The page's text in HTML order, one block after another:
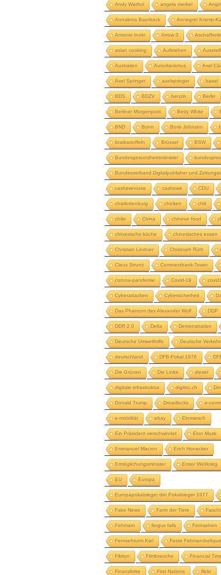
Andy Warhol angela merkel
Annalena Baerbock Annegret Kramp-
Antonio Inoki Arrow 3
asian cooking Aufstehen
Australien Autoritarismus Axel
Axel Springer axelspringer basel
BDS BDZV benzin Berlin
Berliner Morgenpost Betty White
BND Bonn Boris Johnson
bratkartoffeln Brüssel BSW
Bundesgesundheitsminister
Bundesverband Digitalpublisher und
cashewnüsse cashews CDU
charlottenburg chicken chili
chilis China chinese food
chinesische küche chinesisches essen
Christian Lindner Christoph Rüth
Claus Strunz Commerzbank-Tower
corona-pandemie Covid-19
Cyberattacken Cybersicherheit
Das Phantom des Alexander Wolf DDP
DDR 2.0 Delta Demonstration
Deutsche Umwelthilfe Deutsche
deutschland DFB-Pokal 1976
Die Grünen Die Linke diesel
digitale infrastruktur digitec.ch
Donald Trump Dreadlocks e-
e-mobilität ebay Einmarsch
Ein Präsident verschwindet Elon Musk
Emmanuel Macron Erich Honecker
Ermöglichungsminister Erster Weltkrieg
EU Europa
Europapokalsieger der Pokalsieger 1977
Fake News Farm der Tiere
Fehmarn fergus falls Fernsehen
Fernsehturm Kiel Feste
Fiktion Filmbranche Financial
Finanzkrise First Nations flickr